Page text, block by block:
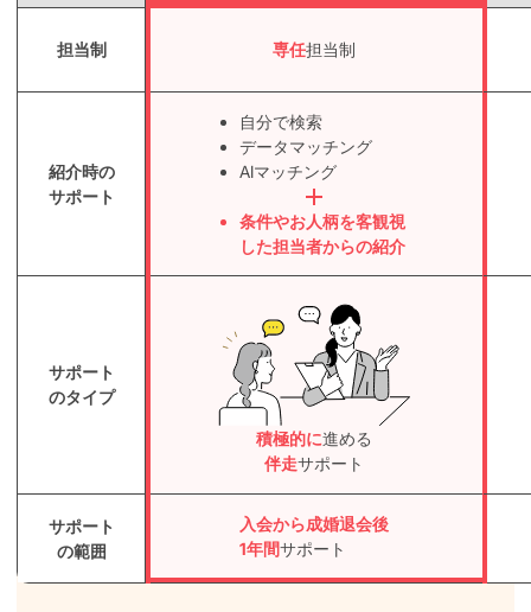
担当制 専任担当制
紹介時の
サポート
自分で検索
データマッチング
AIマッチング
条件やお人柄を客観視
した担当者からの紹介
サポート
のタイプ
積極的に進める
伴走サポート
サポート
の範囲
入会から成婚退会後
1年間サポート